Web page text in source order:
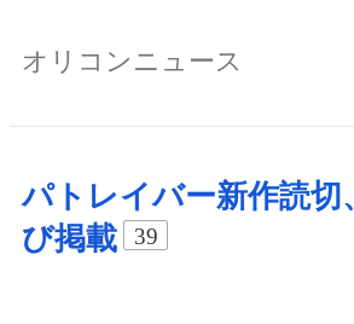
オリコンニュース
パトレイバー新作読切
び掲載
39